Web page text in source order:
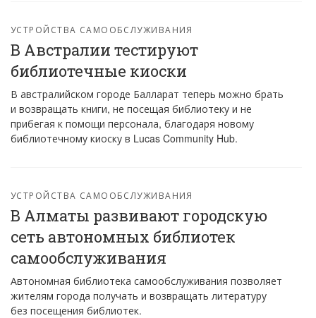
УСТРОЙСТВА САМООБСЛУЖИВАНИЯ
В Австралии тестируют
библиотечные киоски
В австралийском городе Балларат теперь можно брать
и возвращать книги, не посещая библиотеку и не
прибегая к помощи персонала, благодаря новому
библиотечному киоску в Lucas Community Hub.
УСТРОЙСТВА САМООБСЛУЖИВАНИЯ
В Алматы развивают городскую
сеть автономных библиотек
самообслуживания
Автономная библиотека самообслуживания позволяет
жителям города получать и возвращать литературу
без посещения библиотек.